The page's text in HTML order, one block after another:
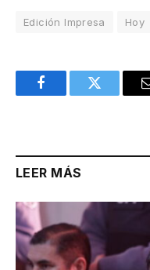
Edición Impresa Hoy
FacebookTwitter
LEER MÁS